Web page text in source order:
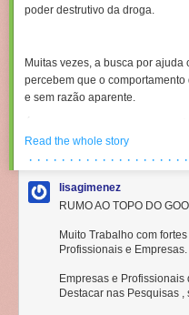
poder destrutivo da droga.
Muitas vezes, a busca por
percebem que o
e sem razão aparente.
dependência química
Cada tratamento cuida de uma
umaabordagem mais psicológica
social.
O que é fundamental é a
Como a dependência química é
ambientes de vida, uma
Read the whole story
· · · · · · · · · · · · · · · · · · ·
lisagimenez
RUMO AO TOPO DO
Muito Trabalho com
Profissionais e Empresas.
Empresas e
Destacar nas Pesquisas